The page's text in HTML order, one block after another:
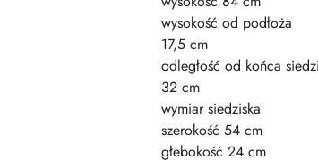
wysokość od podłoża
17,5 cm
odległość od końca
32 cm
wymiar siedziska
szerokość 54 cm
głebokość 24 cm